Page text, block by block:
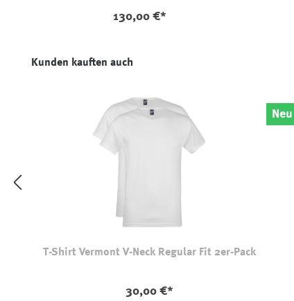
130,00 €*
Produktgalerie überspringen
Kunden kauften auch
T-Shirt Vermont V-Neck Regular Fit 2er-Pack
30,00 €*
Neu